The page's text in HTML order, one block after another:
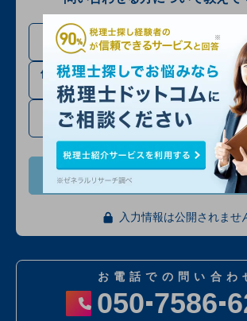
法人の方
法人設立・
個人事業主・フリーラン
スの方
相続税
確定申告・その他
入力情報は公開されませ
お電話での問い合わ
050 7586